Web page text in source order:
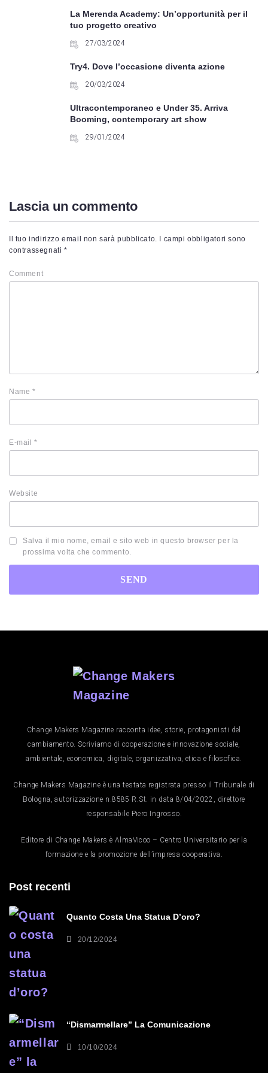
La Merenda Academy: Un’opportunità per il
tuo progetto creativo
27/03/2024
Try4. Dove l’occasione diventa azione
20/03/2024
Ultracontemporaneo e Under 35. Arriva
Booming, contemporary art show
29/01/2024
Lascia un commento
Il tuo indirizzo email non sarà pubblicato.
I campi obbligatori sono
contrassegnati *
Comment
Name *
E-mail*
Website
Salva il mio nome, email e sito web in questo browser per la
prossima volta che commento.
Change Makers Magazine racconta idee, storie, protagonisti del
cambiamento. Scriviamo di cooperazione e innovazione sociale,
ambientale, economica, digitale, organizzativa, etica e filosofica.
Change Makers Magazine è una testata registrata presso il Tribunale di
Bologna, autorizzazione n.8585 R.St. in data 8/04/2022, direttore
responsabile Piero Ingrosso.
Editore di Change Makers è AlmaVicoo – Centro Universitario per la
formazione e la promozione dell’impresa cooperativa.
Post recenti
Quanto Costa Una Statua D’oro?
20/12/2024
“Dismarmellare” La Comunicazione
10/10/2024